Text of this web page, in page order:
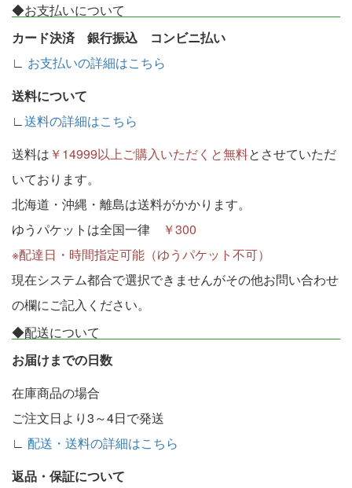
◆お支払いについて
カード決済 銀行振込 コンビニ払い
∟ お支払いの詳細はこちら
送料について
∟送料の詳細はこちら
送料は ￥14999以上ご購入いただくと無料とさせていただ
いております。
北海道・沖縄・離島は送料がかかります。
ゆうパケットは全国一律
￥300
※配達日・時間指定可能（ゆうパケット不可）
現在システム都合で選択できませんがその他お問い合わせ
の欄にご記入ください。
◆配送について
お届けまでの日数
在庫商品の場合
ご注文日より3～4日で発送
∟ 配送・送料の詳細はこちら
返品・保証について